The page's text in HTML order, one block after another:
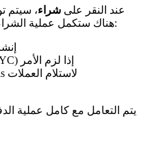
عند النقر على شراء، سيتم
هناك ستكمل عملية الشراء مباشرة مع المزود. قد تحتاج إلى:
اجتياز التحقق من الهوية (KYC) إذا لزم الأمر
إدخال عنوان محفظة Gnosis لاستلام العملات
يتم التعامل مع كامل عملية